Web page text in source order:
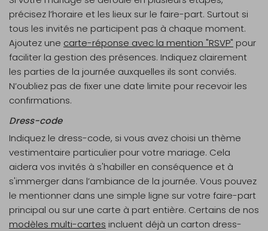
précisez l’horaire et les lieux sur le faire-part. Surtout si
tous les invités ne participent pas à chaque moment.
Ajoutez une carte-réponse avec la mention "RSVP" pour
faciliter la gestion des présences. Indiquez clairement
les parties de la journée auxquelles ils sont conviés.
N’oubliez pas de fixer une date limite pour recevoir les
confirmations.
Dress-code
Indiquez le dress-code, si vous avez choisi un thème
vestimentaire particulier pour votre mariage. Cela
aidera vos invités à s'habiller en conséquence et à
s'immerger dans l’ambiance de la journée. Vous pouvez
le mentionner dans une simple ligne sur votre faire-part
principal ou sur une carte à part entière. Certains de nos
modèles multi-cartes incluent déjà un carton dress-